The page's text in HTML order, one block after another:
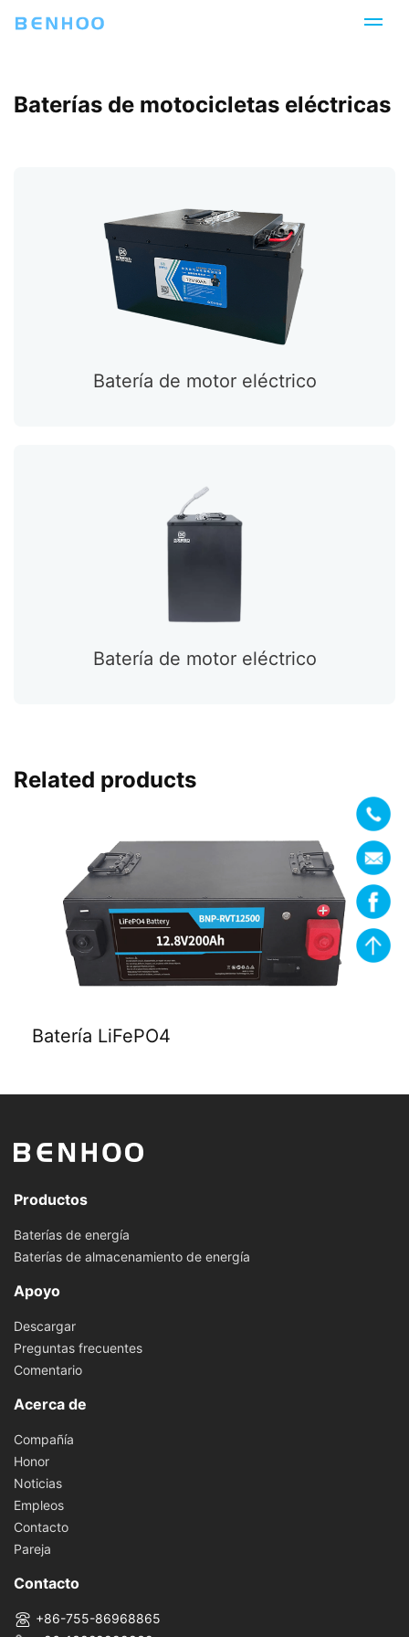
Baterías de motocicletas eléctricas
Batería de motor eléctrico
Batería de motor eléctrico
Related products
Batería LiFePO4
Productos
Baterías de energía
Baterías de almacenamiento de energía
Apoyo
Descargar
Preguntas frecuentes
Comentario
Acerca de
Compañía
Honor
Noticias
Empleos
Contacto
Pareja
Contacto
+86-755-86968865